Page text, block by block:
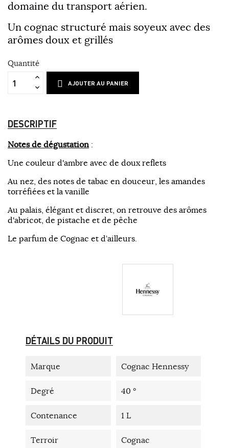
domaine du transport aérien.
Un cognac structuré mais soyeux avec des
arômes doux et grillés
Quantité
AJOUTER AU PANIER
DESCRIPTIF
Notes de dégustation :
Une couleur d'ambre avec de doux reflets
Au nez, des notes de tabac en douceur, les amandes
torréfiées et la vanille
Au palais, élégant et discret, on retrouve des arômes
d'abricot, de pistache et de pêche
Le parfum de Cognac et d’ailleurs.
DÉTAILS DU PRODUIT
Marque Cognac Hennessy
Degré 40 °
Contenance 1 L
Terroir Cognac